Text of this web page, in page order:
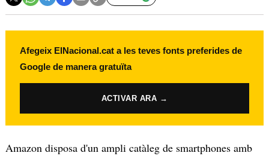
Afegeix ElNacional.cat a les teves fonts preferides de
Google de manera gratuïta
ACTIVAR ARA →
Amazon disposa d'un ampli catàleg de smartphones amb